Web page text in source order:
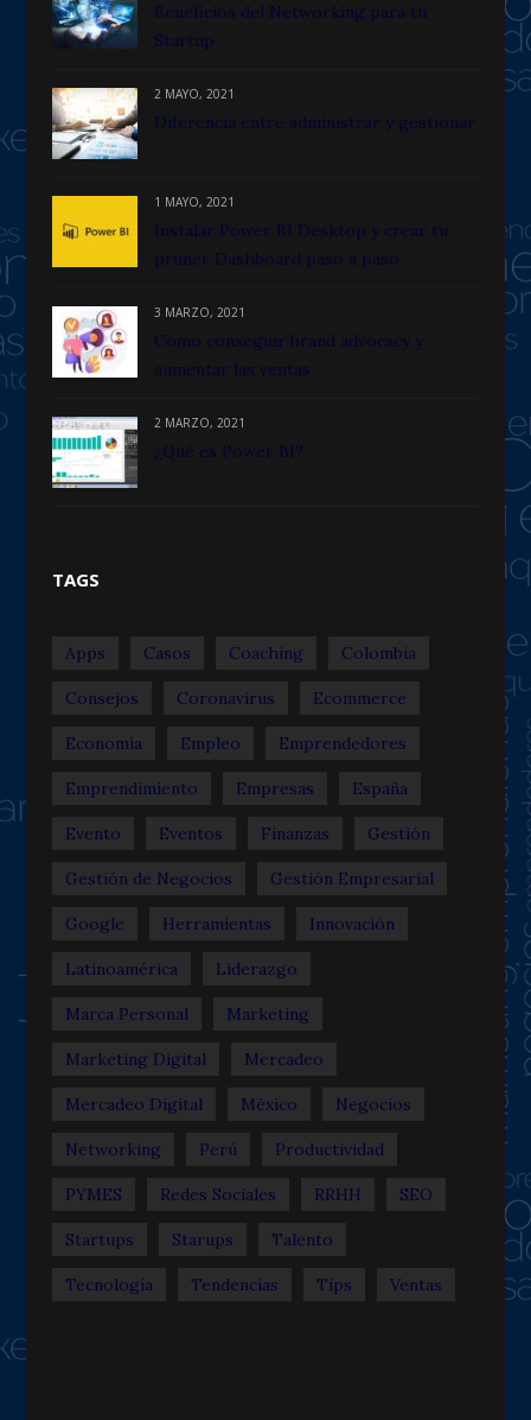
Beneficios del Networking para tu
Startup
2 MAYO, 2021
Diferencia entre administrar y gestionar
1 MAYO, 2021
Instalar Power BI Desktop y crear tu
primer Dashboard paso a paso
3 MARZO, 2021
Cómo conseguir brand advocacy y
aumentar las ventas
2 MARZO, 2021
¿Qué es Power BI?
TAGS
Apps Casos Coaching Colombia
Consejos Coronavirus Ecommerce
Economía Empleo Emprendedores
Emprendimiento Empresas España
Evento Eventos Finanzas Gestión
Gestión de Negocios Gestión Empresarial
Google Herramientas Innovación
Latinoamérica Liderazgo
Marca Personal Marketing
Marketing Digital Mercadeo
Mercadeo Digital México Negocios
Networking Perú Productividad
PYMES Redes Sociales RRHH SEO
Startups Starups Talento
Tecnología Tendencias Tips Ventas